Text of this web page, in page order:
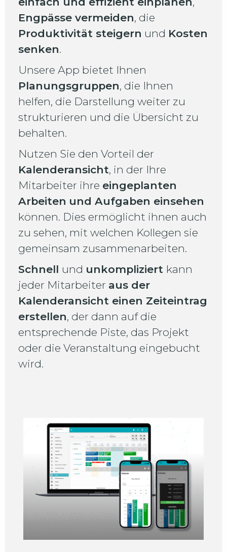
Engpässe vermeiden, die
Produktivität steigern und Kosten
senken.
Unsere App bietet Ihnen
Planungsgruppen, die Ihnen
helfen, die Darstellung weiter zu
strukturieren und die Übersicht zu
behalten.
Nutzen Sie den Vorteil der
Kalenderansicht, in der Ihre
Mitarbeiter ihre eingeplanten
Arbeiten und Aufgaben einsehen
können. Dies ermöglicht ihnen auch
zu sehen, mit welchen Kollegen sie
gemeinsam zusammenarbeiten.
Schnell und unkompliziert kann
jeder Mitarbeiter aus der
Kalenderansicht einen Zeiteintrag
erstellen, der dann auf die
entsprechende Piste, das Projekt
oder die Veranstaltung eingebucht
wird.